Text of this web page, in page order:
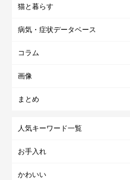
猫と暮らす
病気・症状データベース
コラム
画像
まとめ
人気キーワード一覧
お手入れ
かわいい